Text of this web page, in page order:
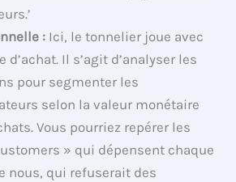
: Ici, le tonnelier joue avec
d’achat. Il s’agit d’analyser les
pour segmenter les
selon la valeur monétaire
Vous pourriez repérer les
» qui dépensent chaque
nous, qui refuserait des